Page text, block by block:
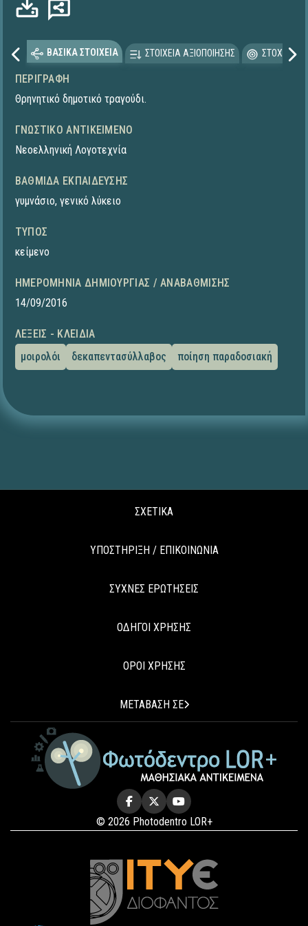
ΒΑΣΙΚΑ ΣΤΟΙΧΕΙΑ ΣΤΟΙΧΕΙΑ ΑΞΙΟΠΟΙΗΣΗΣ
ΠΕΡΙΓΡΑΦΉ
Θρηνητικό δημοτικό τραγούδι.
ΓΝΩΣΤΙΚΌ ΑΝΤΙΚΕΊΜΕΝΟ
Νεοελληνική Λογοτεχνία
ΒΑΘΜΊΔΑ ΕΚΠΑΊΔΕΥΣΗΣ
γυμνάσιο, γενικό λύκειο
ΤΎΠΟΣ
κείμενο
ΗΜΕΡΟΜΗΝΊΑ ΔΗΜΙΟΥΡΓΊΑΣ / ΑΝΑΒΆΘΜΙΣΗΣ
14/09/2016
ΛΈΞΕΙΣ - ΚΛΕΙΔΙΆ
μοιρολόι
δεκαπεντασύλλαβος ποίηση παραδοσιακή
ΣΧΕΤΙΚΑ
ΥΠΟΣΤΗΡΙΞΗ / ΕΠΙΚΟΙΝΩΝΙΑ
ΣΥΧΝΕΣ ΕΡΩΤΗΣΕΙΣ
ΟΔΗΓΟΙ ΧΡΗΣΗΣ
ΟΡΟΙ ΧΡΗΣΗΣ
ΜΕΤΑΒΑΣΗ ΣΕ
© 2026 Photodentro LOR+